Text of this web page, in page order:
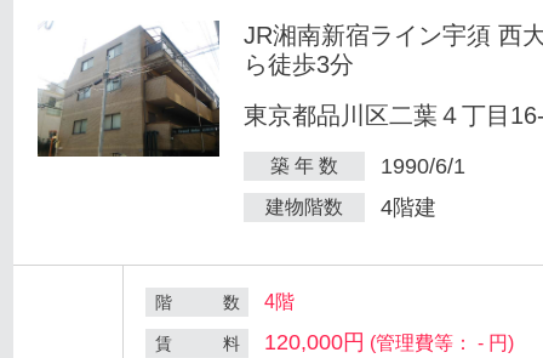
JR湘南新宿ライン宇須 西
ら徒歩3分
東京都品川区二葉４丁目
築 年 数 1990/6/1
建物階数 4階建
階 数 4階
賃 料 120,000円 (管理費等： - 円)